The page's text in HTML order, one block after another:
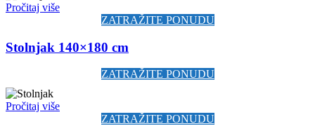
Pročitaj više
ZATRAŽITE PONUDU
Stolnjak 140×180 cm
ZATRAŽITE PONUDU
Pročitaj više
ZATRAŽITE PONUDU